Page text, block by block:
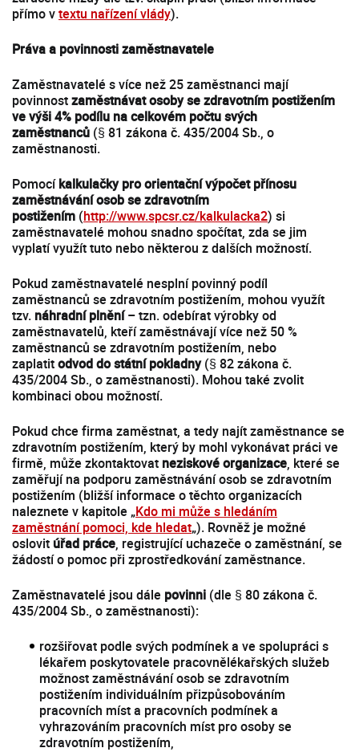
přímo vtextu nařízení vlády).
Práva a povinnosti zaměstnavatele
Zaměstnavatelé s více než 25 zaměstnanci mají
povinnostzaměstnávat osoby se zdravotním postižením
ve výši 4% podílu na celkovém počtu svých
zaměstnanců (§ 81 zákona č. 435/2004 Sb., o
zaměstnanosti.
Pomocíkalkulačky pro orientační výpočet přínosu
zaměstnávání osob se zdravotním
postižením (http://www.spcsr.cz/kalkulacka2) si
zaměstnavatelé mohou snadno spočítat, zda se jim
vyplatí využít tuto nebo některou z dalších možností.
Pokud zaměstnavatelé nesplní povinný podíl
zaměstnanců se zdravotním postižením, mohou využít
tzv. náhradní plnění– tzn. odebírat výrobky od
zaměstnavatelů, kteří zaměstnávají více než 50 %
zaměstnanců se zdravotním postižením, nebo
zaplatitodvod do státní pokladny(§ 82 zákona č.
435/2004 Sb., o zaměstnanosti). Mohou také zvolit
kombinaci obou možností.
Pokud chce firma zaměstnat, a tedy najít zaměstnance se
zdravotním postižením, který by mohl vykonávat práci ve
firmě, může zkontaktovat neziskové organizace, které se
zaměřují na podporu zaměstnávání osob se zdravotním
postižením (bližší informace o těchto organizacích
naleznete v kapitole „Kdo mi může s hledáním
zaměstnání pomoci, kde hledat„). Rovněž je možné
oslovit úřad práce, registrující uchazeče o zaměstnání, se
žádostí o pomoc při zprostředkování zaměstnance.
Zaměstnavatelé jsou dále povinni (dle § 80 zákona č.
435/2004 Sb., o zaměstnanosti):
rozšiřovat podle svých podmínek a ve spolupráci s
lékařem poskytovatele pracovnělékařských služeb
možnost zaměstnávání osob se zdravotním
postižením individuálním přizpůsobováním
pracovních míst a pracovních podmínek a
vyhrazováním pracovních míst pro osoby se
zdravotním postižením,